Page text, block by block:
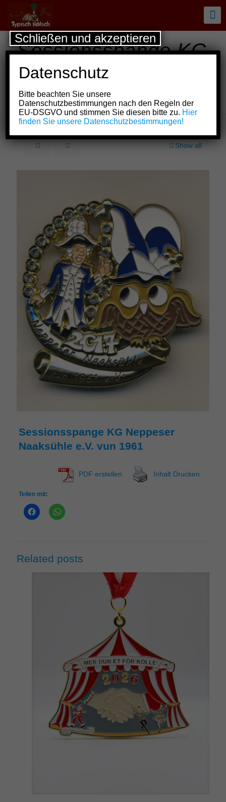
Sessionsspange KG
Neppeser
Naaksühle e.V. vun
1961
Show all
Sessionsspange KG Neppeser
Naaksühle e.V. vun 1961
PDF erstellen Inhalt Drucken
Teilen mit:
Related posts
Datenschutz
Bitte beachten Sie unsere
Datenschutzbestimmungen nach den Regeln der
EU-DSGVO und stimmen Sie diesen bitte zu. Hier
finden Sie unsere Datenschutzbestimmungen!
Schließen und akzeptieren